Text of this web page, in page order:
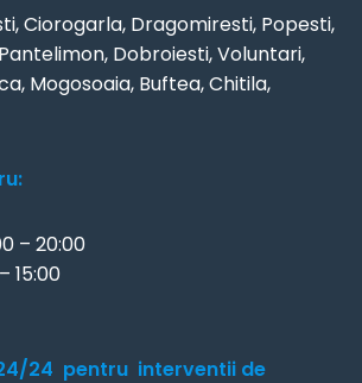
Ciorogarla, Dragomiresti, Popesti,
Dobroiesti, Voluntari,
Mogosoaia, Buftea, Chitila,
– 20:00
15:00
24 pentru interventii de